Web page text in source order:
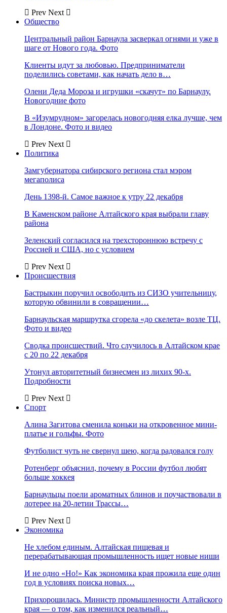
Prev Next
Общество
Центральный район Барнаула засверкал огнями и уже в
шаге от Нового года. Фото
Клиенты идут за любовью. Предприниматели
поделились советами, как начать дело в…
Олени Деда Мороза и игрушки «скачут» по Барнаулу.
Новогодние фото
В «Изумрудном» загорелась новогодняя елка лучше, чем
в Лондоне. Фото и видео
Prev Next
Политика
Замгубернатора сибирского региона стал мэром
мегаполиса
День 1398-й. Самое важное к утру 22 декабря
В Каменском районе Алтайского края выбрали главу
района
Зеленский согласился на трехстороннюю встречу с
Россией и США, но с условием
Prev Next
Происшествия
Бастрыкин поручил освободить из СИЗО учительницу,
которую обвинили в совращении…
Барнаульская маршрутка сгорела «до скелета» возле ТЦ.
Фото и видео
Сводка происшествий. Что случилось в Алтайском крае
с 20 по 22 декабря
Утонул авторитетный бизнесмен из лихих 90-х.
Подробности
Prev Next
Спорт
Алина Загитова сменила коньки на откровенное мини-
платье и гольфы. Фото
Футболист чуть не свернул шею, когда радовался голу
Ротенберг объяснил, почему в России футбол любят
больше хоккея
Барнаульцы поели ароматных блинов и поучаствовали в
лотерее на 20-летии Трассы…
Prev Next
Экономика
Не хлебом единым. Алтайская пищевая и
перерабатывающая промышленность ищет новые ниши
И не одно «Но!» Как экономика края прожила еще один
год в условиях поиска новых…
Прихорошилась. Министр промышленности Алтайского
края — о том, как изменился реальный…